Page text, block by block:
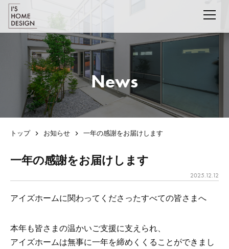
News
トップ お知らせ 一年の感謝をお届けします
一年の感謝をお届けします
2025.12.12
アイズホームに関わってくださったすべての皆さまへ
本年も皆さまの温かいご支援に支えられ、
アイズホームは無事に一年を締めくくることができまし